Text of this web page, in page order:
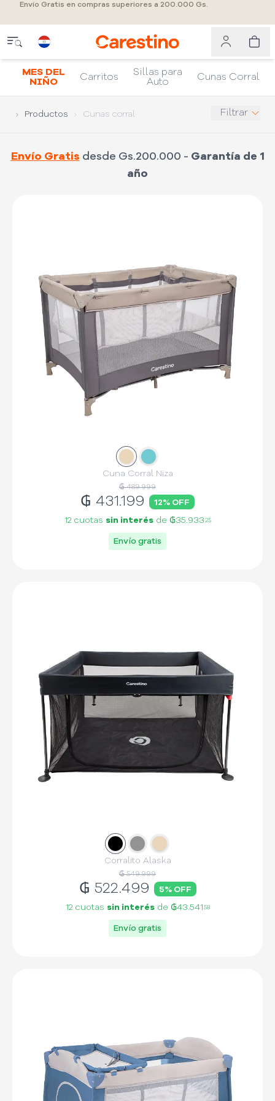
Envío Gratis en compras superiores a 200.000 Gs.
MES DEL
NIÑO
Carritos
Sillas para
Auto
Cunas Corral
Productos Cunas corral Filtrar
Envío Gratis desde Gs.200.000 - Garantía de 1
año
Slide 1
Slide
Cuna Corral Niza
₲ 489.999
₲ 431.199 12% OFF
12 cuotas sin interésde ₲35.933 25
Envío gratis
Slide 1
Slide 2
Slide
Corralito Alaska
₲ 549.999
₲ 522.499 5% OFF
12 cuotas sin interésde ₲43.541 58
Envío gratis